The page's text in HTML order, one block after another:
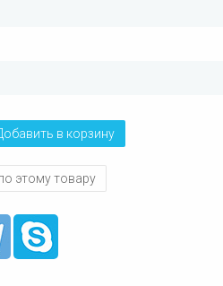
в корзину
этому товару